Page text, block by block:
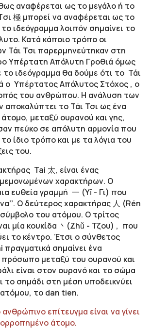
αναφέρεται ως το μεγάλο ή το
極 μπορεί να αναφέρεται ως το
ιδεόγραμμα λοιπόν σημαίνει το
Κατά κάποιο τρόπο οι
Τάι Τσι παρερμηνεύτηκαν στη
Υπέρτατη Απόλυτη Γροθιά όμως
ιδεόγραμμα θα δούμε ότι το Τάι
ο Υπέρτατος Απόλυτος Στόχος , ο
του ανθρώπου. Η ανάλυση των
αποκαλύπτει το Τάι Τσι ως ένα
μεταξύ ουρανού και γης,
πεύκο σε απόλυτη αρμονία που
ίδιο τρόπο και με τα λόγια του
του.
Tai 太, είναι ένας
χαρακτήρων. Ο
ευθεία γραμμή 一 (Yī - Γι) που
Ο δεύτερος χαρακτήρας 人 (Rén
του ατόμου. Ο τρίτος
μία κουκίδα 丶(Zhǔ - Τζου) , που
το κέντρο. Έτσι ο σύνθετος
σημαίνει ένα
μεταξύ του ουρανού και
είναι στον ουρανό και το σώμα
το σημάδι στη μέση υποδεικνύει
το dan tien.
επίτευγμα είναι να γίνει
άτομο.